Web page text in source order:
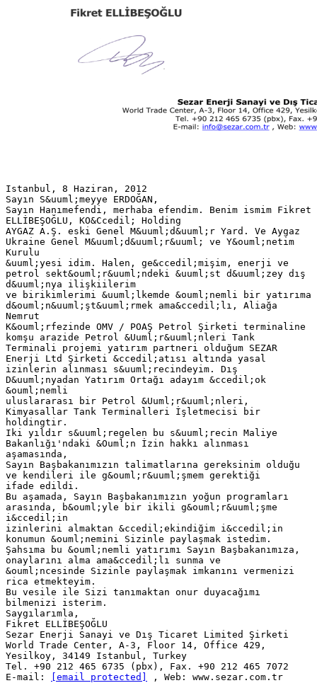
Istanbul, 8 Haziran, 2012
Sayın S&uuml;meyye ERDOĞAN,
Sayın Hanımefendi, merhaba efendim. Benim ismim Fikret
ELLİBEŞOĞLU, KO&Ccedil; Holding
AYGAZ A.Ş. eski Genel M&uuml;d&uuml;r Yard. Ve Aygaz
Ukraine Genel M&uuml;d&uuml;r&uuml; ve Y&ouml;netim
Kurulu
&uuml;yesi idim. Halen, ge&ccedil;mişim, enerji ve
petrol sekt&ouml;r&uuml;ndeki &uuml;st d&uuml;zey dış
d&uuml;nya ilişkiilerim
ve birikimlerimi &uuml;lkemde &ouml;nemli bir yatırıma
d&ouml;n&uuml;şt&uuml;rmek ama&ccedil;lı, Aliağa
Nemrut
K&ouml;rfezinde OMV / POAŞ Petrol Şirketi terminaline
komşu arazide Petrol &Uuml;r&uuml;nleri Tank
Terminali projemi yatırım partneri olduğum SEZAR
Enerji Ltd Şirketi &ccedil;atısı altında yasal
izinlerin alınması s&uuml;recindeyim. Dış
D&uuml;nyadan Yatırım Ortağı adayım &ccedil;ok
&ouml;nemli
uluslararası bir Petrol &Uuml;r&uuml;nleri,
Kimyasallar Tank Terminalleri İşletmecisi bir
holdingtir.
Iki yıldır s&uuml;regelen bu s&uuml;recin Maliye
Bakanlığı'ndaki &Ouml;n İzin hakkı alınması
aşamasında,
Sayın Başbakanımızın talimatlarına gereksinim olduğu
ve kendileri ile g&ouml;r&uuml;şmem gerektiği
ifade edildi.
Bu aşamada, Sayın Başbakanımızın yoğun programları
arasında, b&ouml;yle bir ikili g&ouml;r&uuml;şme
i&ccedil;in
izinlerini almaktan &ccedil;ekindiğim i&ccedil;in
konumun &ouml;nemini Sizinle paylaşmak istedim.
Şahsıma bu &ouml;nemli yatırımı Sayın Başbakanımıza,
onaylarını alma ama&ccedil;lı sunma ve
&ouml;ncesinde Sizinle paylaşmak imkanını vermenizi
rica etmekteyim.
Bu vesile ile Sizi tanımaktan onur duyacağımı
bilmenizi isterim.
Saygılarımla,
Fikret ELLİBEŞOĞLU
Sezar Enerji Sanayi ve Dış Ticaret Limited Şirketi
World Trade Center, A-3, Floor 14, Office 429,
Yesilkoy, 34149 Istanbul, Turkey
Tel. +90 212 465 6735 (pbx), Fax. +90 212 465 7072
E-mail:
[email protected]